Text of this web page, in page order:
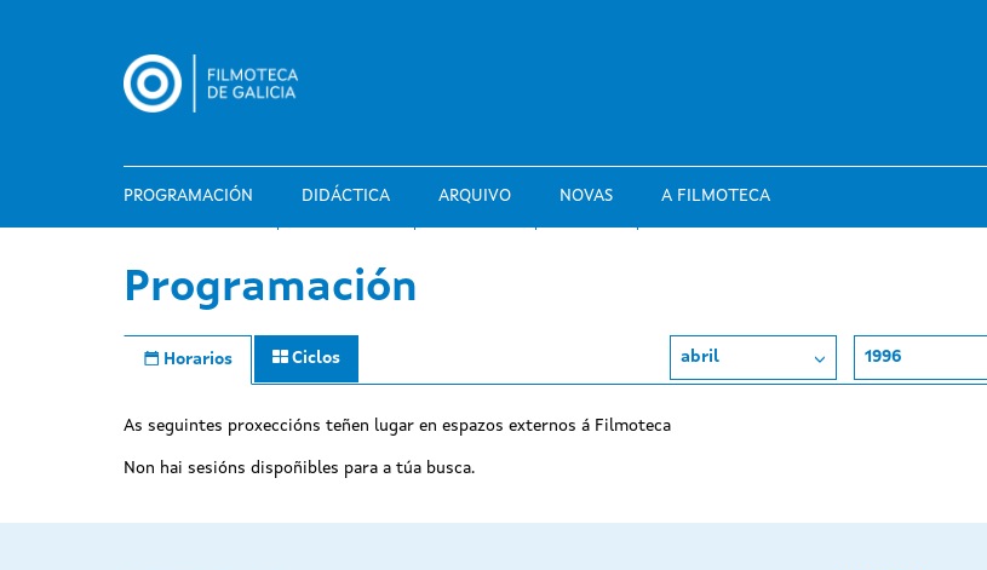
PROGRAMACIÓN DIDÁCTICA ARQUIVO NOVAS A FILMOTECA
Programación
Horarios Ciclos abril 1996
As seguintes proxeccións teñen lugar en espazos externos á Filmoteca
Non hai sesións dispoñibles para a túa busca.